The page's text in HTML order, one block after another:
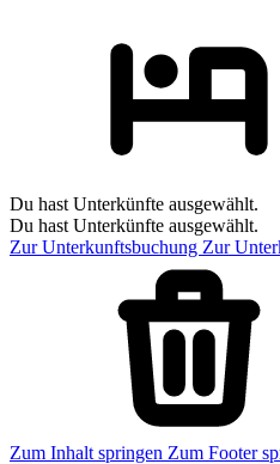
Du hast Unterkünfte ausgewählt.
Du hast Unterkünfte ausgewählt.
Zur Unterkunftsbuchung Zur
Zum Inhalt springen Zum Footer